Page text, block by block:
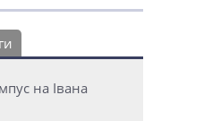
на Івана